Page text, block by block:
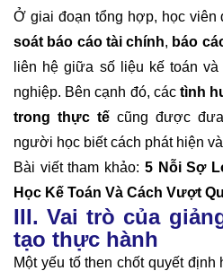
Ở giai đoạn tổng hợp, học viên
soát báo cáo tài chính, báo
liên hệ giữa số liệu kế toán
nghiệp. Bên cạnh đó, các tình
trong thực tếcũng được
người học biết cách phát hiện
Bài viết tham khảo: 5 Nỗi Sợ
Học Kế Toán Và Cách Vượt
III. Vai trò của
tạo thực hành
Một yếu tố then chốt quyết